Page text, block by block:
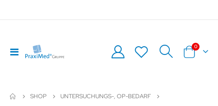
Navigation
umschalten
Warenkorb
0Artikel
SHOP
UNTERSUCHUNGS-, OP-BEDARF